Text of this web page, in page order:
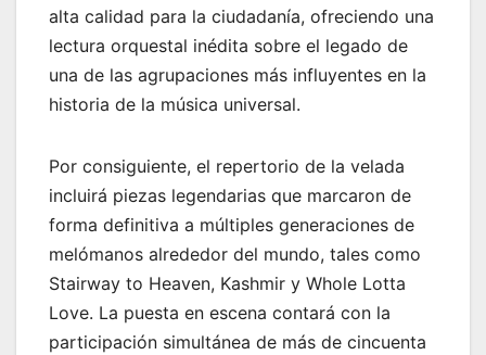
alta calidad para la ciudadanía, ofreciendo una
lectura orquestal inédita sobre el legado de
una de las agrupaciones más influyentes en la
historia de la música universal.
Por consiguiente, el repertorio de la velada
incluirá piezas legendarias que marcaron de
forma definitiva a múltiples generaciones de
melómanos alrededor del mundo, tales como
Stairway to Heaven, Kashmir y Whole Lotta
Love. La puesta en escena contará con la
participación simultánea de más de cincuenta